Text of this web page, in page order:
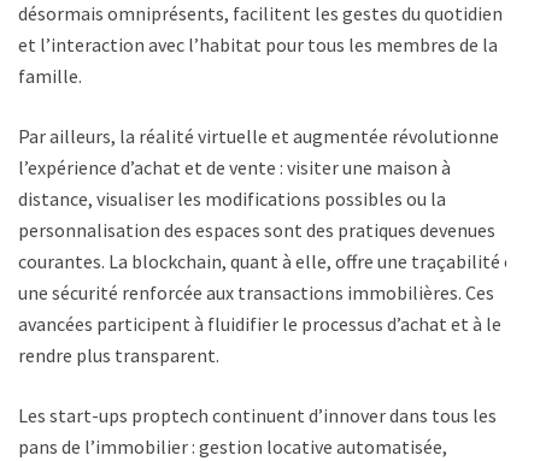
désormais omniprésents, facilitent les gestes du quotidien
et l’interaction avec l’habitat pour tous les membres de la
famille.
Par ailleurs, la réalité virtuelle et augmentée révolutionne
l’expérience d’achat et de vente : visiter une maison à
distance, visualiser les modifications possibles ou la
personnalisation des espaces sont des pratiques devenues
courantes. La blockchain, quant à elle, offre une traçabilité et
une sécurité renforcée aux transactions immobilières. Ces
avancées participent à fluidifier le processus d’achat et à le
rendre plus transparent.
Les start-ups proptech continuent d’innover dans tous les
pans de l’immobilier : gestion locative automatisée,